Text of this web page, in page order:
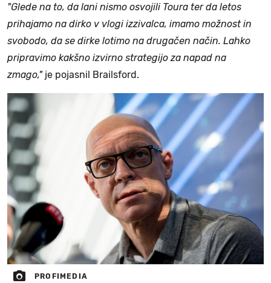
"Glede na to, da lani nismo osvojili Toura ter da letos
prihajamo na dirko v vlogi izzivalca, imamo možnost in
svobodo, da se dirke lotimo na drugačen način. Lahko
pripravimo kakšno izvirno strategijo za napad na
zmago," je pojasnil Brailsford.
PROFIMEDIA